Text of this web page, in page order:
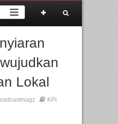
Industri Gifts dan Housewares Asia
Lokal, BIRKENSTOCK INDONESIA
dan Produk Bayi dari Seluruh Dunia,
Lokal
KPI